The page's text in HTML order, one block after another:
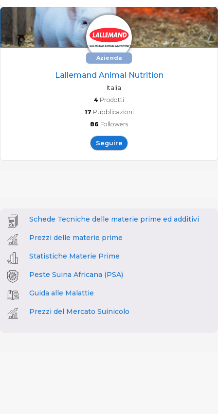
Azienda
Lallemand Animal Nutrition
Italia
4 Prodotti
17 Pubblicazioni
86 Followers
Seguire
Schede Tecniche delle materie prime ed additivi
Prezzi delle materie prime
Statistiche Materie Prime
Peste Suina Africana (PSA)
Guida alle Malattie
Prezzi del Mercato Suinicolo